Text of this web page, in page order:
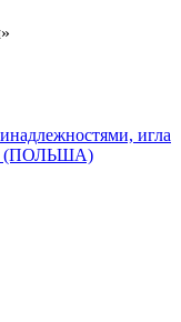
игла
(ПОЛЬША)